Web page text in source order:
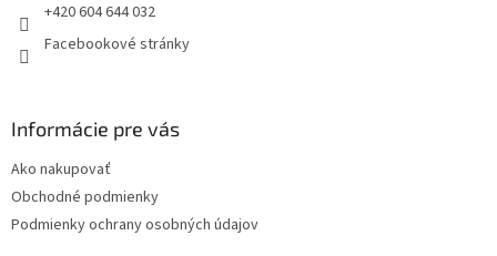
+420 604 644 032
Facebookové stránky
Informácie pre vás
Ako nakupovať
Obchodné podmienky
Podmienky ochrany osobných údajov